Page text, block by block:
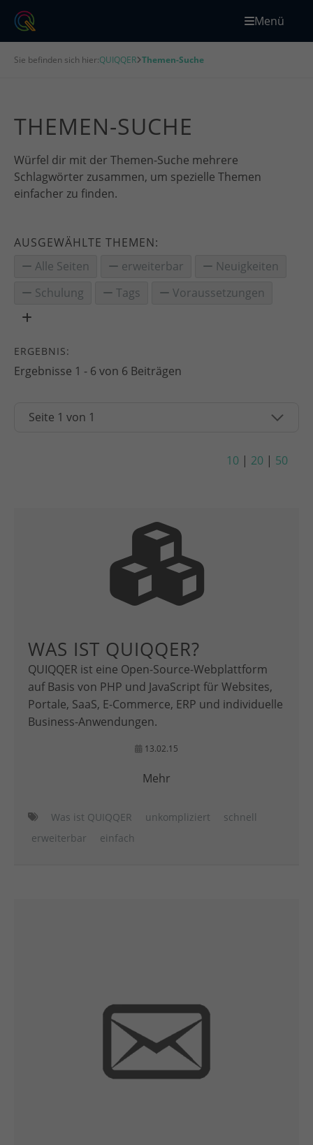
Menü
Sie befinden sich hier:QUIQQER Themen-Suche
THEMEN-SUCHE
Würfel dir mit der Themen-Suche mehrere
Schlagwörter zusammen, um spezielle Themen
einfacher zu finden.
AUSGEWÄHLTE THEMEN:
Alle Seiten
erweiterbar
Neuigkeiten
Schulung
Tags Voraussetzungen
ERGEBNIS:
Ergebnisse 1 - 6 von 6 Beiträgen
10 | 20 | 50
WAS IST QUIQQER?
QUIQQER ist eine Open-Source-Webplattform
auf Basis von PHP und JavaScript für Websites,
Portale, SaaS, E-Commerce, ERP und individuelle
Business-Anwendungen.
13.02.15
Mehr
Was ist QUIQQER unkompliziert
schnell
erweiterbar
einfach